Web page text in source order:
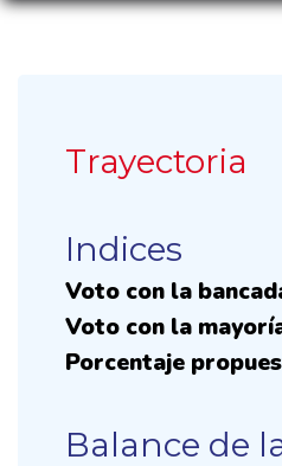
Trayectoria
Indices
Voto con la
Voto con la
Porcentaje
Balance de